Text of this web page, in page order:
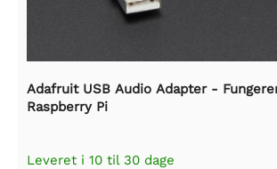
Adafruit USB Audio Adapter -
Raspberry Pi
Leveret i 10 til 30 dage